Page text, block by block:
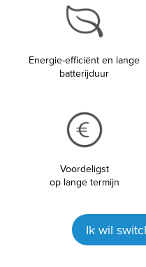
Energie-efficiënt en lange
batterijduur
Voordeligst
op lange termijn
Ik wil